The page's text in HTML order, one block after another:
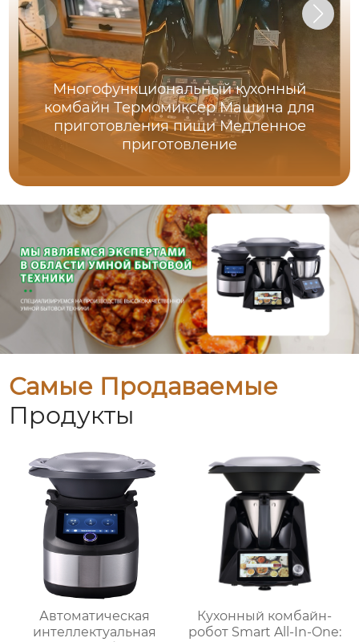
Многофункциональный кухонный
комбайн Термомиксер Машина для
приготовления пищи Медленное
приготовление
Самые Продаваемые
Продукты
Автоматическая
интеллектуальная
Кухонный комбайн-
робот Smart All-In-One: